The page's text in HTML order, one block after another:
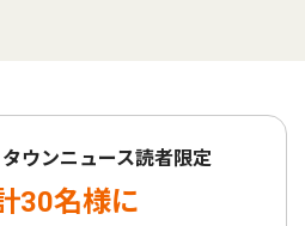
ウンニュース読者限定
30名様に